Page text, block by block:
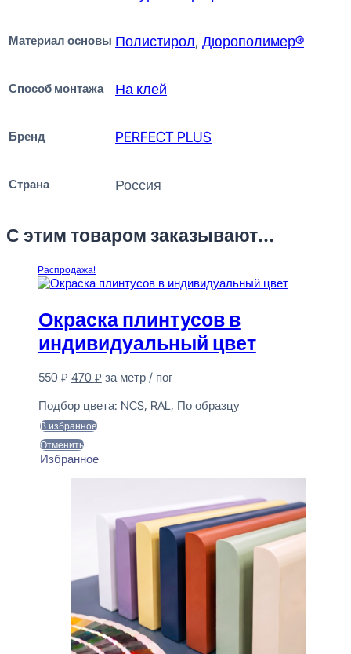
Материал основы Полистирол, Дюрополимер®
Способ монтажа На клей
Бренд PERFECT PLUS
Страна Россия
С этим товаром заказывают...
Распродажа!
Окраска плинтусов в
индивидуальный цвет
550₽ Первоначальная
составляла
550 ₽.
470 ₽Текущая
470 ₽.
за метр / пог
Подбор цвета: NCS, RAL, По образцу
В избранное
Отменить
Избранное